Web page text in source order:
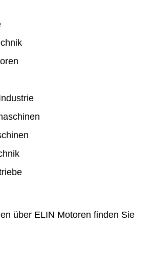
über ELIN Motoren finden Sie